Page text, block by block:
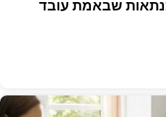
שבאמת עובד